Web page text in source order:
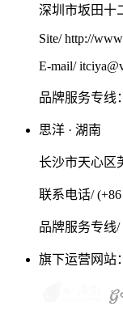
深圳市坂田十
Site/ http://
E-mail/
品牌服务专线
思洋 · 湖南
长沙市天心区
联系电话/ (+86
品牌服务专线/
旗下运营网站：